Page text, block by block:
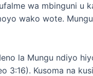
wa mbinguni u
wako wote.
la Mungu ndiyo
3:16). Kusoma na